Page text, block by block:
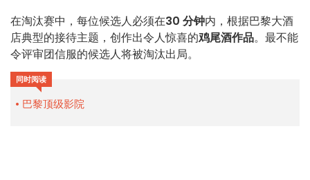
在淘汰赛中，每位候选人必须在30 分钟内，根据巴黎大酒
店典型的接待主题，创作出令人惊喜的鸡尾酒作品。最不能
令评审团信服的候选人将被淘汰出局。
同时阅读
巴黎顶级影院